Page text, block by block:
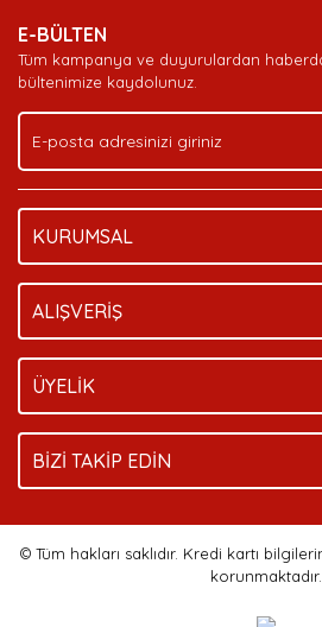
Ürün açıklamasında eksik bilgiler
Ürün bilgilerinde hatalar bulunuyor.
Bu ürüne benzer farklı alternatifler
E-BÜLTEN
Tüm kampanya ve duyurulardan
bültenimize kaydolunuz.
KURUMSAL
ALIŞVERİŞ
ÜYELİK
BİZİ TAKİP EDİN
© Tüm hakları saklıdır. Kredi kartı
korunmaktadır.